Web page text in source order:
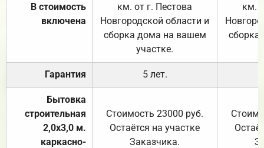
В стоимость
включена
км. от г. Пестова
Новгородской области и
сборка дома на вашем
участке.
км.
Гарантия 5 лет.
Бытовка
строительная
2,0х3,0 м.
каркасно-
Стоимость 23000 руб.
Остаётся на участке
Заказчика.